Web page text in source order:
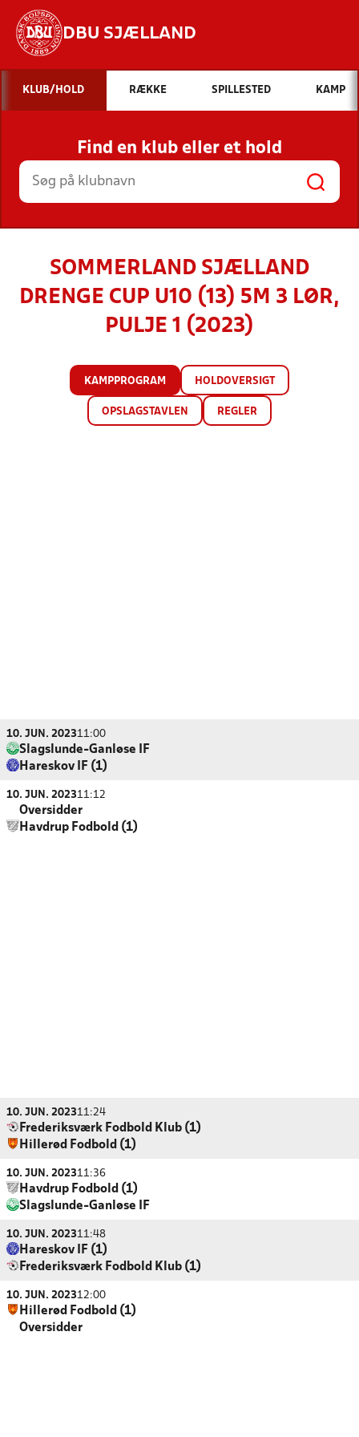
DBU SJÆLLAND
Hvad vil du søge efter?
INDHOLD OG NYHEDER
STILLINGER, RESULTATER, KLUBBER OG
HOLD
KLUB/HOLD RÆKKE SPILLESTED KAMP
Find en klub eller et hold
SOMMERLAND SJÆLLAND
DRENGE CUP U10 (13) 5M 3 LØR,
PULJE 1 (2023)
KAMPPROGRAM HOLDOVERSIGT
OPSLAGSTAVLEN REGLER
10. JUN. 202311:00
Slagslunde-Ganløse IF
Hareskov IF (1)
10. JUN. 202311:12
Oversidder
Havdrup Fodbold (1)
10. JUN. 202311:24
Frederiksværk Fodbold Klub (1)
Hillerød Fodbold (1)
10. JUN. 202311:36
Havdrup Fodbold (1)
Slagslunde-Ganløse IF
10. JUN. 202311:48
Hareskov IF (1)
Frederiksværk Fodbold Klub (1)
10. JUN. 202312:00
Hillerød Fodbold (1)
Oversidder